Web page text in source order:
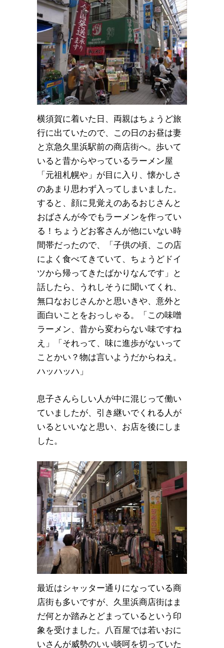
横須賀に着いた日、両親はちょうど旅
行に出ていたので、この日のお昼は妻
と京急久里浜駅前の商店街へ。歩いて
いると昔からやっているラーメン屋
「元祖札幌や」が目に入り、懐かしさ
のあまり思わず入ってしまいました。
すると、顔に見覚えのあるおじさんと
おばさんが今でもラーメンを作ってい
る！ちょうどお客さんが他にいない時
間帯だったので、「子供の頃、この店
によく食べてきていて、ちょうどドイ
ツから帰ってきたばかりなんです」と
話したら、うれしそうに聞いてくれ、
無口なおじさんかと思いきや、意外と
面白いことをおっしゃる。「この味噌
ラーメン、昔から変わらない味ですね
え」「それって、味に進歩がないって
ことかい？物は言いようだからねえ。
ハッハッハ」
息子さんらしい人が中に混じって働い
ていましたが、引き継いでくれる人が
いるといいなと思い、お店を後にしま
した。
最近はシャッター通りになっている商
店街も多いですが、久里浜商店街はま
だ何とか踏みとどまっているという印
象を受けました。八百屋では若いおに
いさんが威勢のいい啖呵を切っていた